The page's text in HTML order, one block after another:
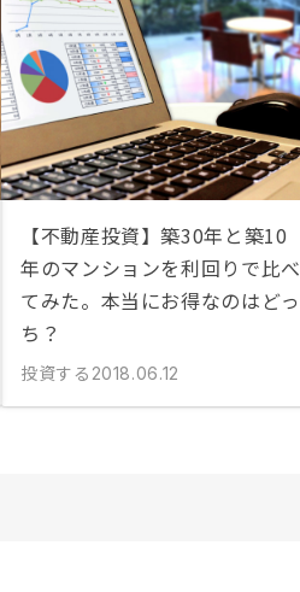
【不動産投資】築30年と築10
年のマンションを利回りで比べ
てみた。本当にお得なのはどっ
ち？
投資する 2018.06.12